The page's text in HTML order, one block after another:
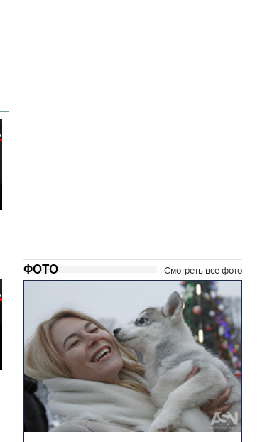
ФОТО Смотреть все фото